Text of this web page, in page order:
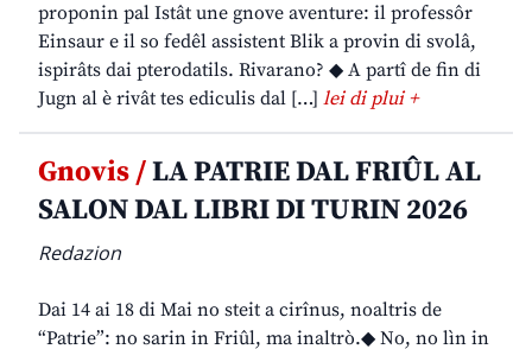
proponin pal Istât une gnove aventure: il professôr
Einsaur e il so fedêl assistent Blik a provin di svolâ,
ispirâts dai pterodatils. Rivarano? ◆ A partî de fin di
Jugn al è rivât tes ediculis dal […] lei di plui +
Gnovis /LA PATRIE DAL FRIÛL AL
SALON DAL LIBRI DI TURIN 2026
Redazion
Dai 14 ai 18 di Mai no steit a cirînus, noaltris de
“Patrie”: no sarin in Friûl, ma inaltrò.◆ No, no lìn in